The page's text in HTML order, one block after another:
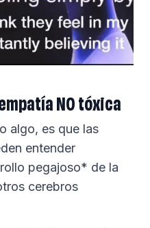
NO tóxica
algo, es que las
entender
pegajoso* de la
cerebros